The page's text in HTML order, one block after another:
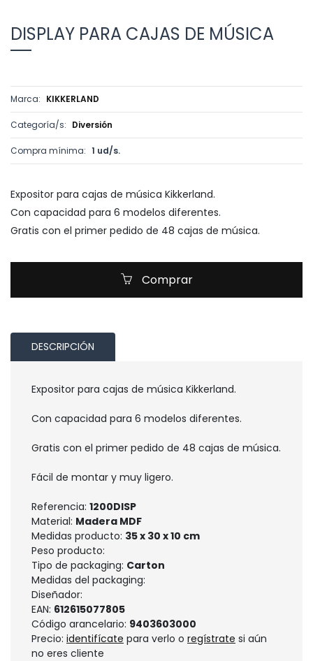
DISPLAY PARA CAJAS DE MÚSICA
Marca: KIKKERLAND
Categoría/s: Diversión
Compra mínima: 1 ud/s.
Expositor para cajas de música Kikkerland.
Con capacidad para 6 modelos diferentes.
Gratis con el primer pedido de 48 cajas de música.
Comprar
DESCRIPCIÓN
Expositor para cajas de música Kikkerland.
Con capacidad para 6 modelos diferentes.
Gratis con el primer pedido de 48 cajas de música.
Fácil de montar y muy ligero.
Referencia: 1200DISP
Material: Madera MDF
Medidas producto: 35 x 30 x 10 cm
Peso producto:
Tipo de packaging: Carton
Medidas del packaging:
Diseñador:
EAN: 612615077805
Código arancelario: 9403603000
Precio: identifícate para verlo o regístrate si aún
no eres cliente